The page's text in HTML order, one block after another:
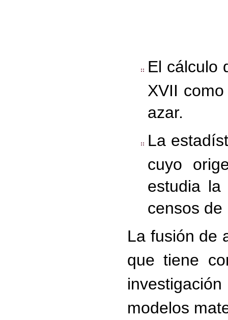
El cálculo
XVII
azar.
La
cuyo
estudia la
censos
La fusión de
que tiene
modelos